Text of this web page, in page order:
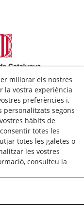
de Viana 34)
millorar els nostres
la vostra experiència
preferències i,
segons
hàbits de
consentir totes les
totes les galetes o
les vostres
consulteu la